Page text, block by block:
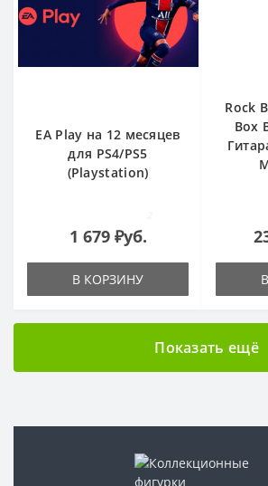
EA Play на 12 месяцев
для PS4/PS5
(Playstation)
1 679 ₽уб.
В КОРЗИНУ
Rock
Box
Показать ещё